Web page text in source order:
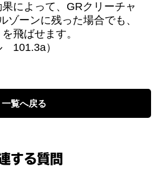
によって、GRクリーチャ
ゾーンに残った場合でも、
飛ばせます。
101.3a）
一覧へ戻る
する質問